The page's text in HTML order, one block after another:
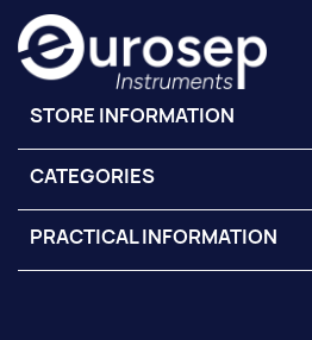
STORE INFORMATION
CATEGORIES
PRACTICAL INFORMATION